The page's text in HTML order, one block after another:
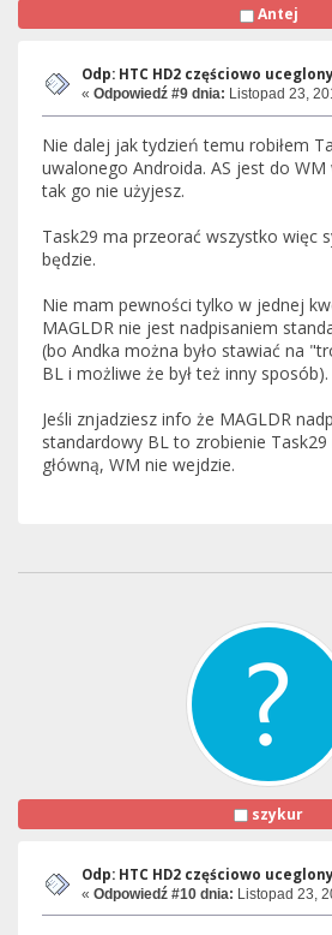
Antej
Odp: HTC HD2 częściowo uceglony
« Odpowiedź #9 dnia: Listopad 23,
Nie dalej jak tydzień temu robiłem
uwalonego Androida. AS jest do WM
tak go nie użyjesz.
Task29 ma przeorać wszystko więc
będzie.
Nie mam pewności tylko w jednej
MAGLDR nie jest nadpisaniem
(bo Andka można było stawiać na
BL i możliwe że był też inny sposób).
Jeśli znjadziesz info że MAGLDR
standardowy BL to zrobienie Task29
główną, WM nie wejdzie.
szykur
Odp: HTC HD2 częściowo uceglony
« Odpowiedź #10 dnia: Listopad 23,